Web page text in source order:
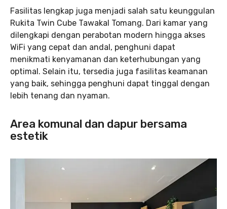
Fasilitas lengkap juga menjadi salah satu keunggulan
Rukita Twin Cube Tawakal Tomang. Dari kamar yang
dilengkapi dengan perabotan modern hingga akses
WiFi yang cepat dan andal, penghuni dapat
menikmati kenyamanan dan keterhubungan yang
optimal. Selain itu, tersedia juga fasilitas keamanan
yang baik, sehingga penghuni dapat tinggal dengan
lebih tenang dan nyaman.
Area komunal dan dapur bersama
estetik